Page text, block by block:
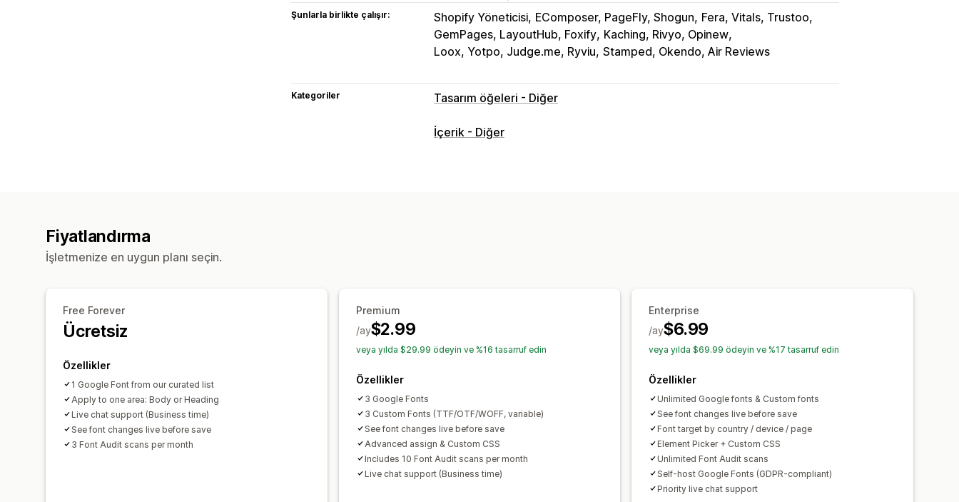
Şunlarla birlikte çalışır: Shopify Yöneticisi EComposer, PageFly, Shogun Fera, Vitals, Trustoo
GemPages, LayoutHub, Foxify Kaching, Rivyo, Opinew
Loox, Yotpo, Judge.me, Ryviu Stamped, Okendo, Air Reviews
Kategoriler Tasarım öğeleri - Diğer
İçerik - Diğer
Fiyatlandırma
İşletmenize en uygun planı seçin.
Free Forever
Ücretsiz
Özellikler
1 Google Font from our curated list
Apply to one area: Body or Heading
Live chat support (Business time)
See font changes live before save
3 Font Audit scans per month
Premium
$2.99
/ay
veya yılda $29.99 ödeyin ve %16 tasarruf edin
Özellikler
3 Google Fonts
3 Custom Fonts (TTF/OTF/WOFF, variable)
See font changes live before save
Advanced assign & Custom CSS
Includes 10 Font Audit scans per month
Live chat support (Business time)
Enterprise
$6.99
/ay
veya yılda $69.99 ödeyin ve %17 tasarruf edin
Özellikler
Unlimited Google fonts & Custom fonts
See font changes live before save
Font target by country / device / page
Element Picker + Custom CSS
Unlimited Font Audit scans
Self-host Google Fonts (GDPR-compliant)
Priority live chat support